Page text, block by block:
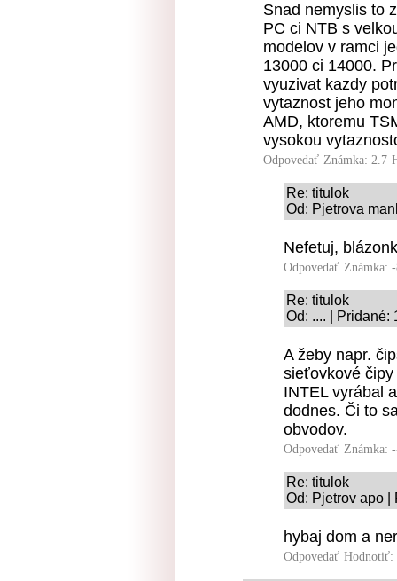
Snad nemyslis to
PC ci NTB s
modelov v ramci
13000 ci 14000.
vyuzivat kazdy
vytaznost jeho
AMD, ktoremu
vysokou
Odpovedať Známka: 2.7
Re: titulok
Od: Pjetrova
Nefetuj,
Odpovedať Známka:
Re: titulok
Od: .... | Pridané:
A žeby napr.
sieťovkové
INTEL vyrábal
dodnes. Či to
obvodov.
Odpovedať Známka:
Re: titulok
Od: Pjetrov apo |
hybaj dom a
Odpovedať Hodnotiť: